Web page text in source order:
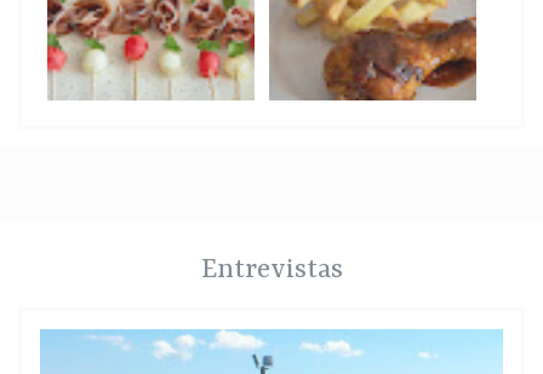
Entrevistas